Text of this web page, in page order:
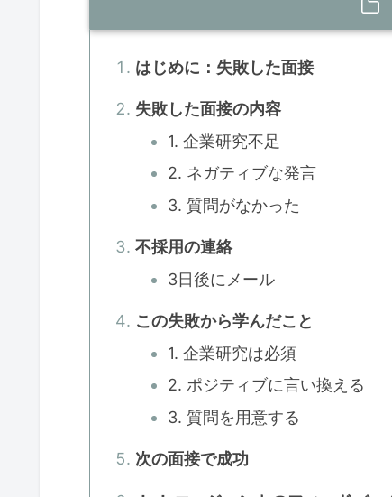
はじめに：失敗した面接
失敗した面接の内容
1. 企業研究不足
2. ネガティブな発言
3. 質問がなかった
不採用の連絡
3日後にメール
この失敗から学んだこと
1. 企業研究は必須
2. ポジティブに言い換える
3. 質問を用意する
次の面接で成功